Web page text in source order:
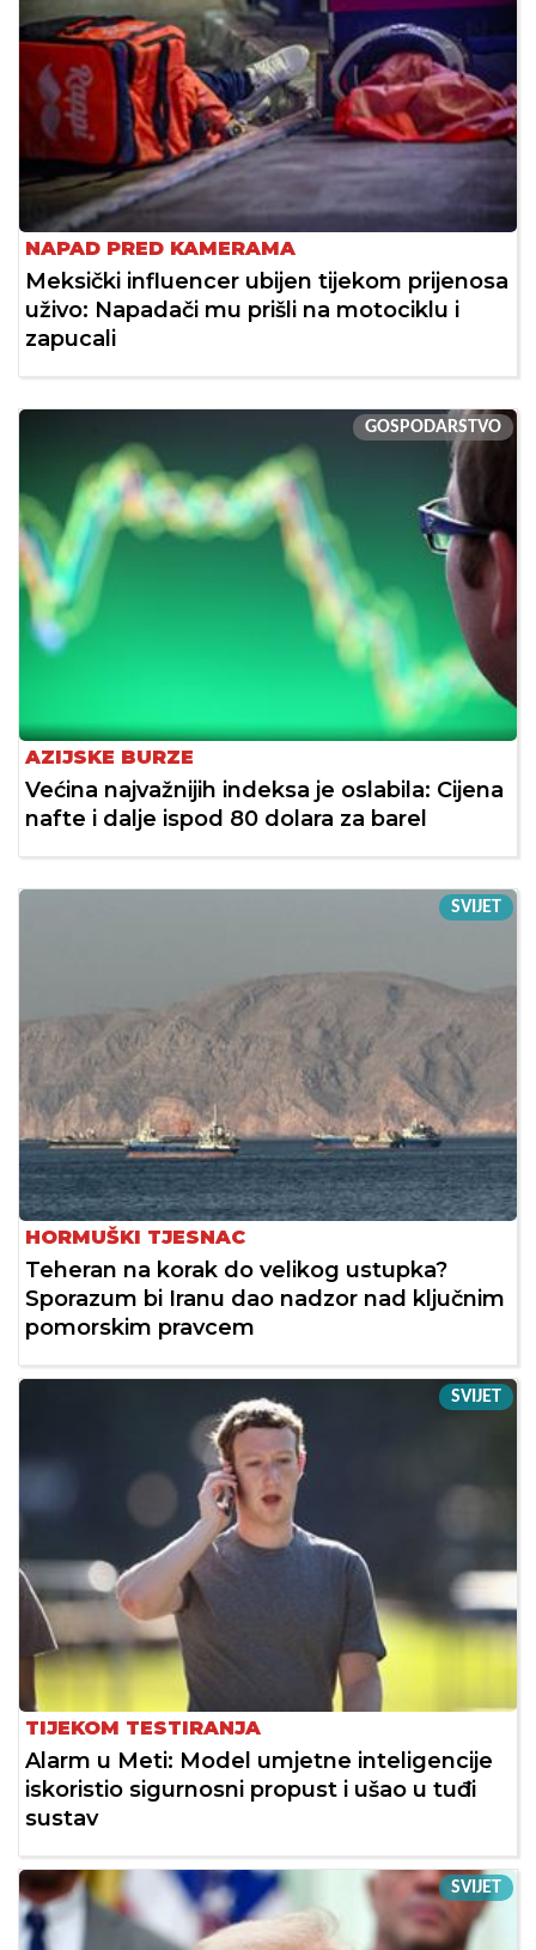
NAPAD PRED KAMERAMA
Meksički influencer ubijen tijekom prijenosa
uživo: Napadači mu prišli na motociklu i
zapucali
GOSPODARSTVO
AZIJSKE BURZE
Većina najvažnijih indeksa je oslabila: Cijena
nafte i dalje ispod 80 dolara za barel
SVIJET
HORMUŠKI TJESNAC
Teheran na korak do velikog ustupka?
Sporazum bi Iranu dao nadzor nad ključnim
pomorskim pravcem
SVIJET
TIJEKOM TESTIRANJA
Alarm u Meti: Model umjetne inteligencije
iskoristio sigurnosni propust i ušao u tuđi
sustav
SVIJET